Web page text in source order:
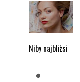
Niby najbliżsi